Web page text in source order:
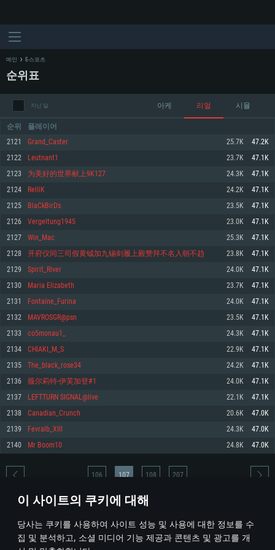
이 사이트의 쿠키에 대해
당사는 쿠키를 사용하여 사이트 성능 및 사용에 대한 정보를 수
집 및 분석하고, 소셜 미디어 기능 제공과 콘텐츠 및 광고를 개
시스템 요구사항
최소사양
운영체제: Windows 10 (64 bit)
프로세서: 2.2 GHz 듀얼코어 이상
메모리: 4GB
그래픽 카드: DirectX 11 이상을 지원하는 AMD Radeon 77XX / NVIDIA
GeForce GT 660. 최소 사양 해상도: 720p
네트워크: 브로드밴드 인터넷
여유 저장 공간: 22.1 GB (최소 클라이언트)
권장 사양
570 혹은 그 이상
여유 저장 공간: 62.2 GB (전체 클라이언트)
최소사양
운영체제: Mac OS Big Sur 11.0
프로세서: 최소 2.2 GHz의 Core i5 (Intel Xeon 은 지원하지 않습니다)
메모리: 6 GB
그래픽 카드: Metal 을 지원하는 Intel Iris Pro 5200 (Mac), 혹은 이와 비슷한 성
능을 가지는 Mac 버전의 AMD/Nvidia. 최소 해상도: 720p
네트워크: 브로드밴드 인터넷
여유 저장 공간: 22.1 GB (최소 클라이언트)
권장 사양
네트워크: 브로드밴드 인터넷
여유 저장 공간: 62.2 GB (전체 클라이언트)
최소사양
운영체제: 64bit Linux 중 최신 버전
프로세서: 2.4 GHz 듀얼코어
메모리: 4 GB
그래픽 카드: Vulkan 을 지원하고, 최신 그래픽 드라이버를 지원하는 NVIDIA
660 (6개월 미만) 혹은 그와 동급의 성능을 가지며 최신 그래픽 드라이버를 지
원하는 AMD (6개월 미만; 최소사양 지원 해상도 720p)
네트워크: 브로드밴드 인터넷
여유 저장 공간: 22.1 GB (최소 클라이언트)
권장 사양
운영체제: Ubuntu 20.04 64bit
프로세서: Intel Core i7
메모리: 16 GB
그래픽 카드: Vulkan 을 지원하고, 최신 그래픽 드라이버를 지원하는 NVIDIA
1060 (6개월 미만) 혹은 그와 동급의 성능을 가지며 최신 그래픽 드라이버를
지원하는 AMD RX 570 (6개월 미만; 최소사양 지원 해상도 720p) 이상
여유 저장 공간: 62.2 GB (전체 클라이언트)
메인 E-스포츠
순위표
지난 달 아케 리얼 시뮬
순위 플레이어
2121 Grand_Caster 25.7K 47.2K
2122 Leutnant1 23.7K 47.1K
2123 为美好的世界献上9K127 24.3K 47.1K
2124 RelliK 24.2K 47.1K
2125 BlaCkBirDs 23.5K 47.1K
2126 Vergeltung1945 23.0K 47.1K
2127 Win_Mac 25.3K 47.1K
2128 开府仪同三司假黄钺加九锡剑履上殿赞拜不名入朝不趋 23.8K 47.1K
2129 Spirit_River 24.0K 47.1K
2130 Maria Elizabeth 23.7K 47.1K
2131 Fontaine_Furina 24.0K 47.1K
2132 MAVROSGR@psn 23.5K 47.1K
2133 co5monau1_ 24.3K 47.1K
2134 CHIAKI_M_S 22.9K 47.1K
2135 The_black_rose34 24.2K 47.1K
2136 薇尔莉特-伊芙加登#1 24.0K 47.1K
2137 LEFTTURN SIGNAL@live 22.1K 47.1K
2138 Canadian_Crunch 20.6K 47.0K
2139 Fevralb_XIII 24.3K 47.0K
2140 Mr Boom10 24.8K 47.0K
* 순위표는 매일 1회 갱신됩니다
106 107 108 207